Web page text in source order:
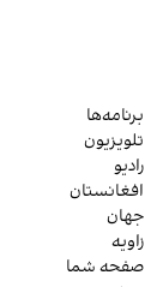
برنامه‌ها
تلویزیون
رادیو
افغانستان
جهان
زاویه
صفحه شما